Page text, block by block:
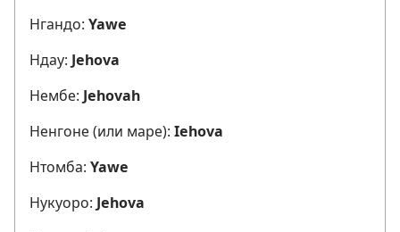
Нгандо: Yawe
Ндау: Jehova
Нембе: Jehovah
Ненгоне (или маре): Iehova
Нтомба: Yawe
Нукуоро: Jehova